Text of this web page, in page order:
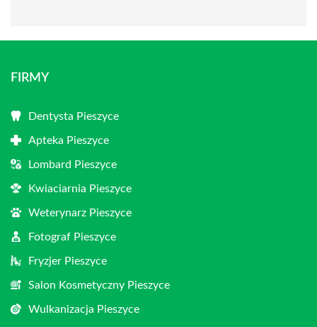
FIRMY
Dentysta Pieszyce
Apteka Pieszyce
Lombard Pieszyce
Kwiaciarnia Pieszyce
Weterynarz Pieszyce
Fotograf Pieszyce
Fryzjer Pieszyce
Salon Kosmetyczny Pieszyce
Wulkanizacja Pieszyce